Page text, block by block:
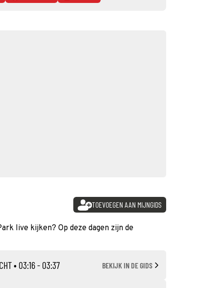
TOEVOEGEN AAN MIJNGIDS
live kijken? Op deze dagen zijn de
• 03:16 - 03:37 BEKIJK IN DE GIDS